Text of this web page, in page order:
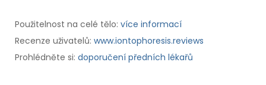
Použitelnost na celé tělo: více informací
Recenze uživatelů: www.iontophoresis.reviews
Prohlédněte si: doporučení předních lékařů